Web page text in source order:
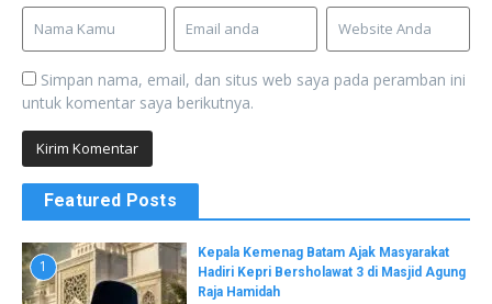
Simpan nama, email, dan situs web saya pada peramban ini
untuk komentar saya berikutnya.
Featured Posts
1
Kepala Kemenag Batam Ajak Masyarakat
Hadiri Kepri Bersholawat 3 di Masjid Agung
Raja Hamidah